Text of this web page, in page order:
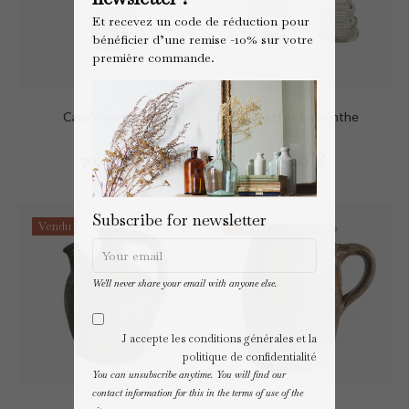
Carafe en cristal
Preis
70,00 €
Topettes à absinthe
Preis
45,00 €
Vendu Vendu
Et recevez un code de réduction pour
bénéficier d’une remise -10% sur votre
première commande.
Subscribe for newsletter
We'll never share your email with anyone else.
J accepte les conditions générales et la
politique de confidentialité
You can unsubscribe anytime. You will find our
contact information for this in the terms of use of the